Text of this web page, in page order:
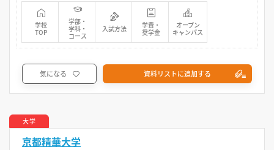
学校
TOP
学部・
学科・
コース
入試方法
学費・
奨学金
オープン
キャンパス
気になる 資料リストに追加する
大学
京都精華大学